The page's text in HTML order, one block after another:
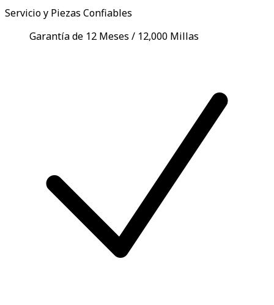
Servicio y Piezas Confiables
Garantía de 12 Meses / 12,000 Millas